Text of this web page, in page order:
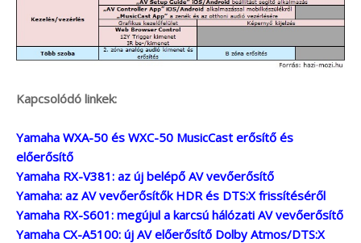
Kapcsolódó linkek:
Yamaha WXA-50 és WXC-50 MusicCast erősítő és
előerősítő
Yamaha RX-V381: az új belépő AV vevőerősítő
Yamaha: az AV vevőerősítők HDR és DTS:X frissítéséről
Yamaha RX-S601: megújul a karcsú hálózati AV vevőerősítő
Yamaha CX-A5100: új AV előerősítő Dolby Atmos/DTS:X